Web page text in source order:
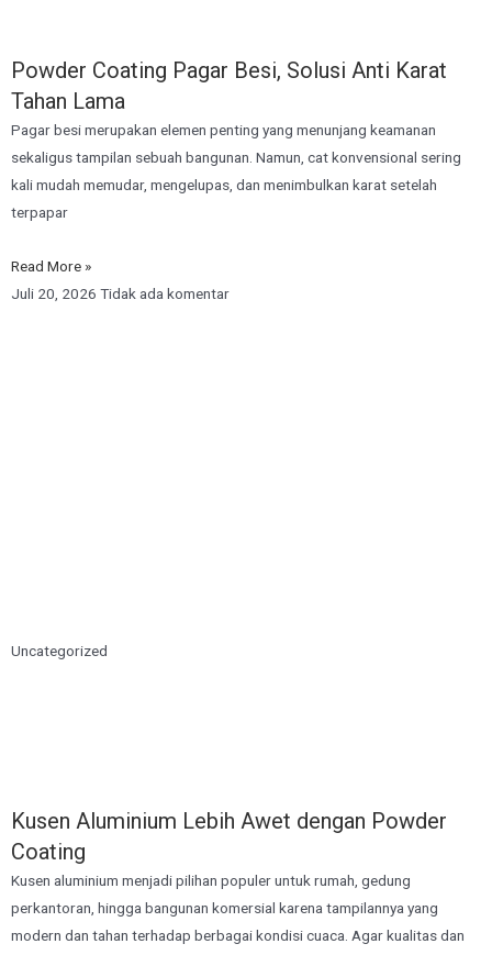
Powder Coating Pagar Besi, Solusi Anti Karat
Tahan Lama
Pagar besi merupakan elemen penting yang menunjang keamanan
sekaligus tampilan sebuah bangunan. Namun, cat konvensional sering
kali mudah memudar, mengelupas, dan menimbulkan karat setelah
terpapar
Read More »
Juli 20, 2026 Tidak ada komentar
Uncategorized
Kusen Aluminium Lebih Awet dengan Powder
Coating
Kusen aluminium menjadi pilihan populer untuk rumah, gedung
perkantoran, hingga bangunan komersial karena tampilannya yang
modern dan tahan terhadap berbagai kondisi cuaca. Agar kualitas dan